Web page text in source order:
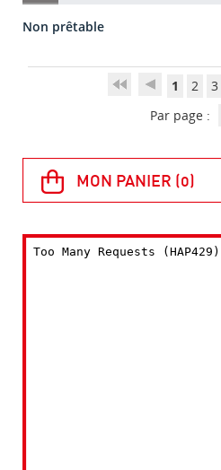
Non prêtable
1 2 3
Par page :